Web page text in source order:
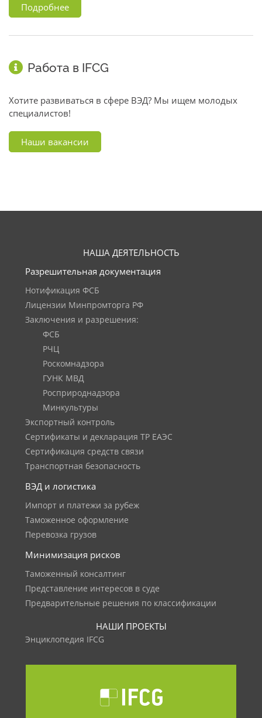
Подробнее
Работа в IFCG
Хотите развиваться в сфере ВЭД? Мы ищем молодых
специалистов!
Наши вакансии
НАША ДЕЯТЕЛЬНОСТЬ
Разрешительная документация
Нотификация ФСБ
Лицензии Минпромторга РФ
Заключения и разрешения:
ФСБ
РЧЦ
Роскомнадзора
ГУНК МВД
Росприроднадзора
Минкультуры
Экспортный контроль
Сертификаты и декларация ТР ЕАЭС
Сертификация средств связи
Транспортная безопасность
ВЭД и логистика
Импорт и платежи за рубеж
Таможенное оформление
Перевозка грузов
Минимизация рисков
Таможенный консалтинг
Представление интересов в суде
Предварительные решения по классификации
НАШИ ПРОЕКТЫ
Энциклопедия IFCG